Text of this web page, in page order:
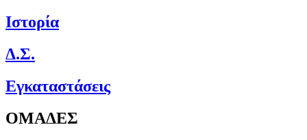
Ιστορία
Δ.Σ.
Εγκαταστάσεις
ΟΜΑΔΕΣ